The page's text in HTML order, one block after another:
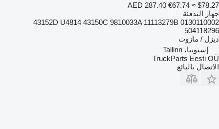
AED 287.40 €67.74 ≈ $78.27
جهاز التدفئة
43152D U4814 43150C 9810033A 11113279B 0130110002
504118296
ديزل / مازوت
إستونيا، Tallinn
TruckParts Eesti OÜ
الاتصال بالبائع